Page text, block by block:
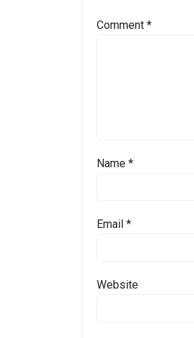
Comment *
Name *
Email *
Website